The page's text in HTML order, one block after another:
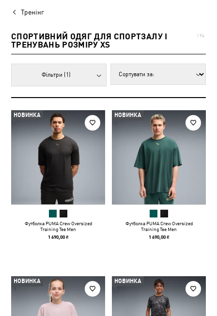
Тренінг
СПОРТИВНИЙ ОДЯГ ДЛЯ СПОРТЗАЛУ І
ТРЕНУВАНЬ РОЗМІРУ XS
194
Фільтри (1)
НОВИНКА
Футболка PUMA Crew Oversized
Training Tee Men
1 690,00 ₴
НОВИНКА
Футболка PUMA Crew Oversized
Training Tee Men
1 690,00 ₴
НОВИНКА НОВИНКА